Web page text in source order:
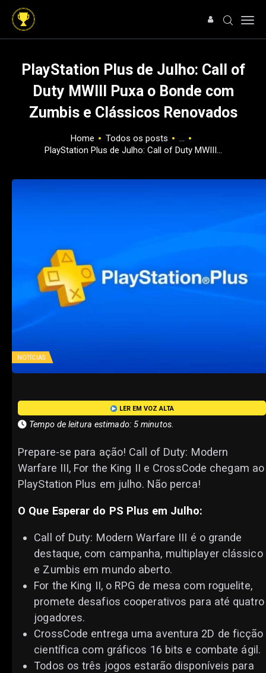
PlayStation Plus de Julho: Call of
Duty MWIII Puxa o Bonde com
Zumbis e Clássicos Renovados
Home Todos os posts
...
PlayStation Plus de Julho: Call of Duty MWIII...
HOME
NOTÍCIAS
ANÁLISES
SOBRE NÓS
NOTÍCIAS
LER EM VOZ ALTA
Tempo de leitura estimado: 5 minutos.
Prepare-se para ação! Call of Duty: Modern
Warfare III, For the King II e CrossCode chegam ao
PlayStation Plus em julho. Não perca!
O Que Esperar do PS Plus em Julho:
Call of Duty: Modern Warfare III é o grande
destaque, com campanha, multiplayer clássico
e Zumbis em mundo aberto.
For the King II, o RPG de mesa com roguelite,
promete desafios cooperativos para até quatro
jogadores.
CrossCode entrega uma aventura 2D de ficção
científica com gráficos 16 bits e combate ágil.
Todos os três jogos estarão disponíveis para